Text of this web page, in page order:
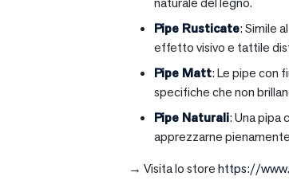
Pipe Rusticate: Simile
effetto visivo e tattile
Pipe Matt: Le pipe con
specifiche che non
Pipe Naturali: Una pipa
apprezzarne
→ Visita lo storehttps://